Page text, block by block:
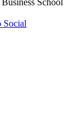
Social